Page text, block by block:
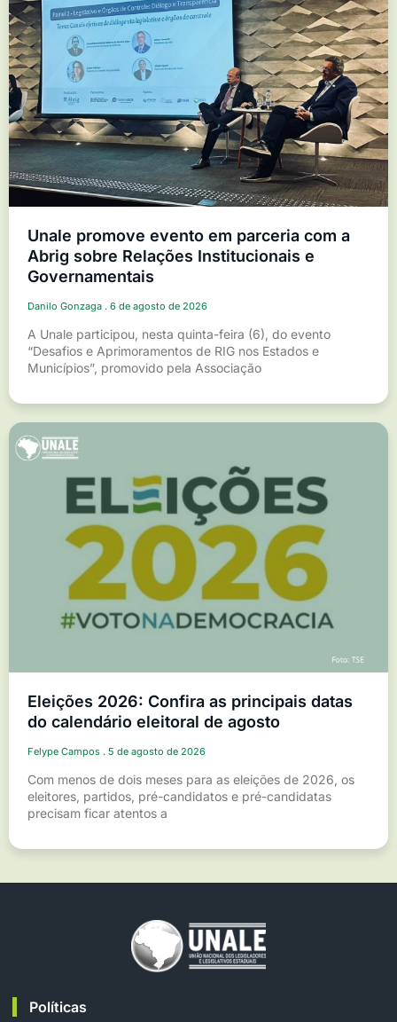
Unale promove evento em parceria com a
Abrig sobre Relações Institucionais e
Governamentais
Danilo Gonzaga 6 de agosto de 2026
A Unale participou, nesta quinta-feira (6), do evento
“Desafios e Aprimoramentos de RIG nos Estados e
Municípios”, promovido pela Associação
Eleições 2026: Confira as principais datas
do calendário eleitoral de agosto
Felype Campos 5 de agosto de 2026
Com menos de dois meses para as eleições de 2026, os
eleitores, partidos, pré-candidatos e pré-candidatas
precisam ficar atentos a
Políticas